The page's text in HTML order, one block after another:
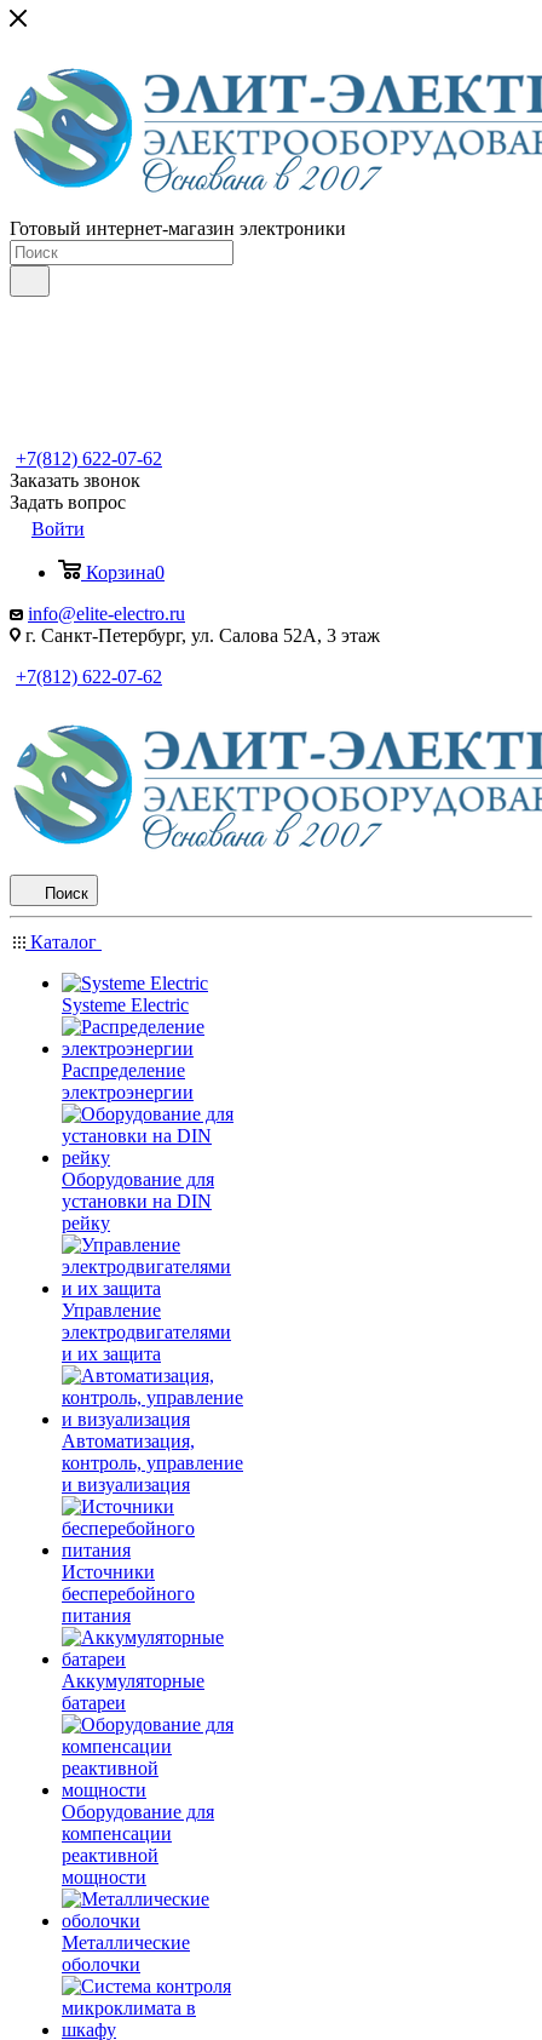
Готовый интернет-магазин электроники
+7(812) 622-07-62
Заказать звонок
Задать вопрос
Войти
Корзина0
info@elite-electro.ru
г. Санкт-Петербург, ул. Салова 52А, 3 этаж
+7(812) 622-07-62
Поиск
Каталог
Systeme Electric
Распределение
электроэнергии
Оборудование для
установки на DIN
рейку
Управление
электродвигателями
и их защита
Автоматизация,
контроль, управление
и визуализация
Источники
бесперебойного
питания
Аккумуляторные
батареи
Оборудование для
компенсации
реактивной
мощности
Металлические
оболочки